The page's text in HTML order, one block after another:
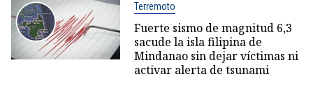
Terremoto
Fuerte sismo de magnitud 6,3
sacude la isla filipina de
Mindanao sin dejar víctimas ni
activar alerta de tsunami